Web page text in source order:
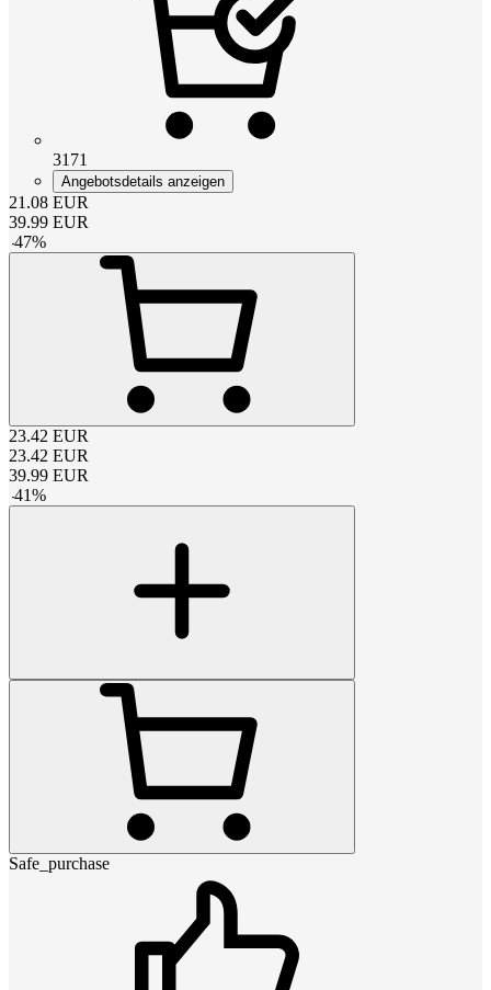
3171
Angebotsdetails anzeigen
21.08 EUR
39.99 EUR
-47%
23.42 EUR
23.42 EUR
39.99 EUR
-41%
Safe_purchase